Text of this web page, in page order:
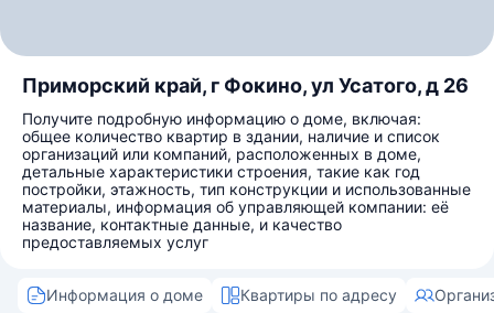
Приморский край, г Фокино, ул Усатого, д 26
Получите подробную информацию о доме, включая:
общее количество квартир в здании, наличие и список
организаций или компаний, расположенных в доме,
детальные характеристики строения, такие как год
постройки, этажность, тип конструкции и использованные
материалы, информация об управляющей компании: её
название, контактные данные, и качество
предоставляемых услуг
Информация о доме Квартиры по адресу